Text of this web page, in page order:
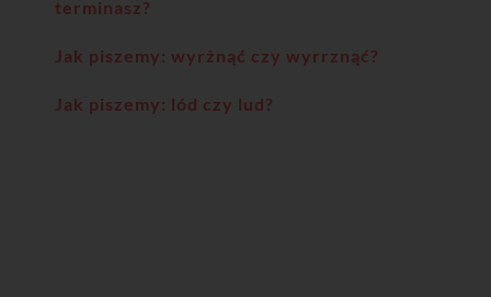
terminasz?
Jak piszemy: wyrżnąć czy wyrrznąć?
Jak piszemy: lód czy lud?